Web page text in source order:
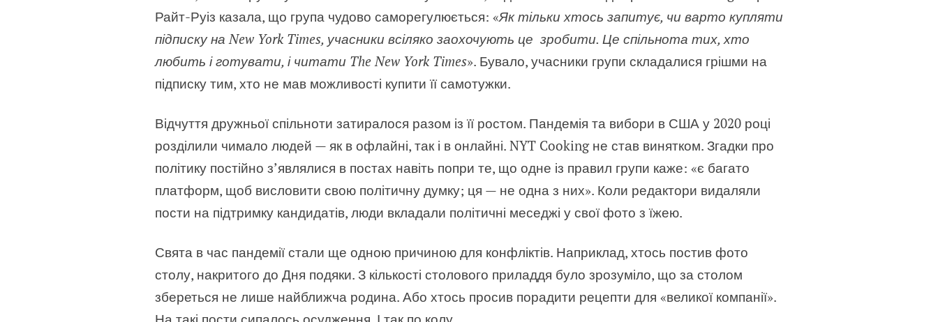
Райт-Руіз казала, що група чудово саморегулюється: «Як тільки хтось запитує, чи варто купляти
підписку на New York Times, учасники всіляко заохочують це зробити. Це спільнота тих, хто
любить і готувати, і читати The New York Times». Бувало, учасники групи складалися грішми на
підписку тим, хто не мав можливості купити її самотужки.
Відчуття дружньої спільноти затиралося разом із її ростом. Пандемія та вибори в США у 2020 році
розділили чимало людей — як в офлайні, так і в онлайні. NYT Cooking не став винятком. Згадки про
політику постійно з’являлися в постах навіть попри те, що одне із правил групи каже: «є багато
платформ, щоб висловити свою політичну думку; ця — не одна з них». Коли редактори видаляли
пости на підтримку кандидатів, люди вкладали політичні меседжі у свої фото з їжею.
Свята в час пандемії стали ще одною причиною для конфліктів. Наприклад, хтось постив фото
столу, накритого до Дня подяки. З кількості столового приладдя було зрозуміло, що за столом
збереться не лише найближча родина. Або хтось просив порадити рецепти для «великої компанії».